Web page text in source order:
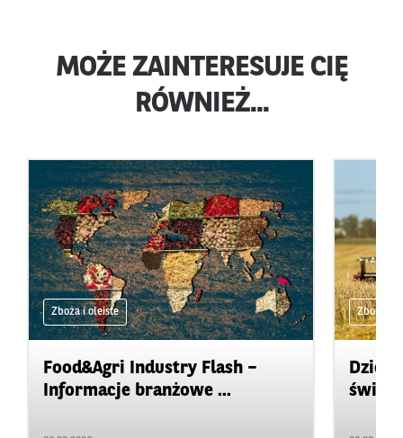
MOŻE ZAINTERESUJE CIĘ
RÓWNIEŻ...
Zboża i oleiste
Food&Agri Industry Flash –
Informacje branżowe ...
Zboża i